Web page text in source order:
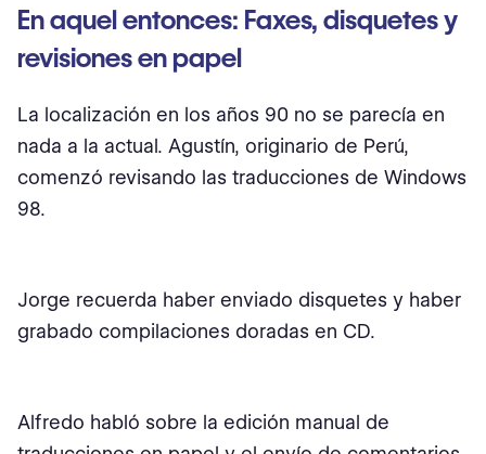
En aquel entonces: Faxes, disquetes y
revisiones en papel
La localización en los años 90 no se parecía en
nada a la actual. Agustín, originario de Perú,
comenzó revisando las traducciones de Windows
98.
Jorge recuerda haber enviado disquetes y haber
grabado compilaciones doradas en CD.
Alfredo habló sobre la edición manual de